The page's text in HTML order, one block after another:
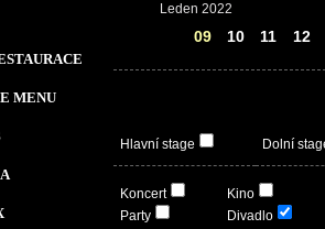
MENU
Leden 2022
09 10 11 12
Hlavní stage Dolní
Koncert
Party
Kino
Divadlo